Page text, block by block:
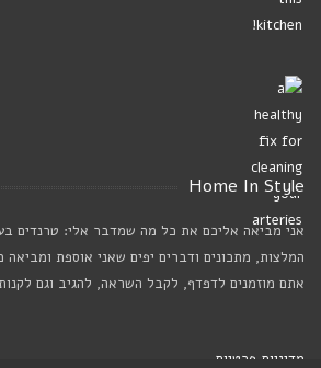
Home In Style
אני מביאה אליכם את כל מה שמדבר אלי: טרנדים
המלצות, מתכונים ודברים יפים שאני אוספת ומביאה
אתם מוזמנים לדפדף, לקבל השראה, להגיב וגם
מדיניות פרטיות